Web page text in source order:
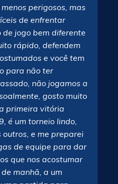
perigosos, mas
de enfrentar
jogo bem diferente
rápido, defendem
e você tem
para não ter
não jogamos a
gosto muito
primeira vitória
é um torneio lindo,
e me preparei
de equipe para dar
que nos acostumar
manhã, a um